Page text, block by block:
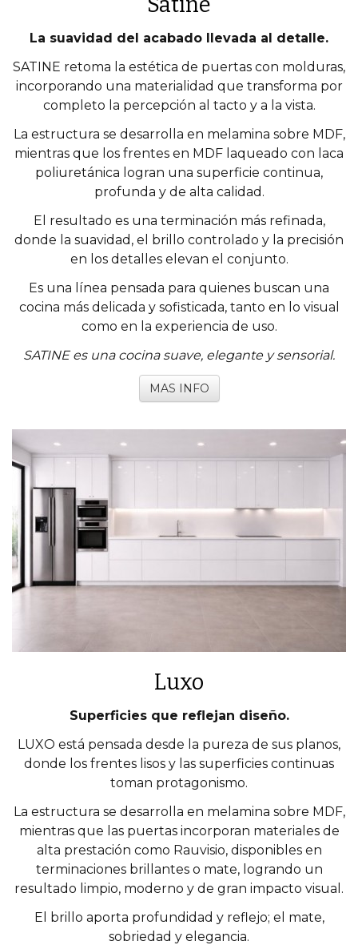
La suavidad del acabado llevada al detalle.
SATINE retoma la estética de puertas con molduras,
incorporando una materialidad que transforma por
completo la percepción al tacto y a la vista.
La estructura se desarrolla en melamina sobre MDF,
mientras que los frentes en MDF laqueado con laca
poliuretánica logran una superficie continua,
profunda y de alta calidad.
El resultado es una terminación más refinada,
donde la suavidad, el brillo controlado y la precisión
en los detalles elevan el conjunto.
Es una línea pensada para quienes buscan una
cocina más delicada y sofisticada, tanto en lo visual
como en la experiencia de uso.
SATINE es una cocina suave, elegante y sensorial.
MAS INFO
Luxo
Superficies que reflejan diseño.
LUXO está pensada desde la pureza de sus planos,
donde los frentes lisos y las superficies continuas
toman protagonismo.
La estructura se desarrolla en melamina sobre MDF,
mientras que las puertas incorporan materiales de
alta prestación como Rauvisio, disponibles en
terminaciones brillantes o mate, logrando un
resultado limpio, moderno y de gran impacto visual.
El brillo aporta profundidad y reflejo; el mate,
sobriedad y elegancia.